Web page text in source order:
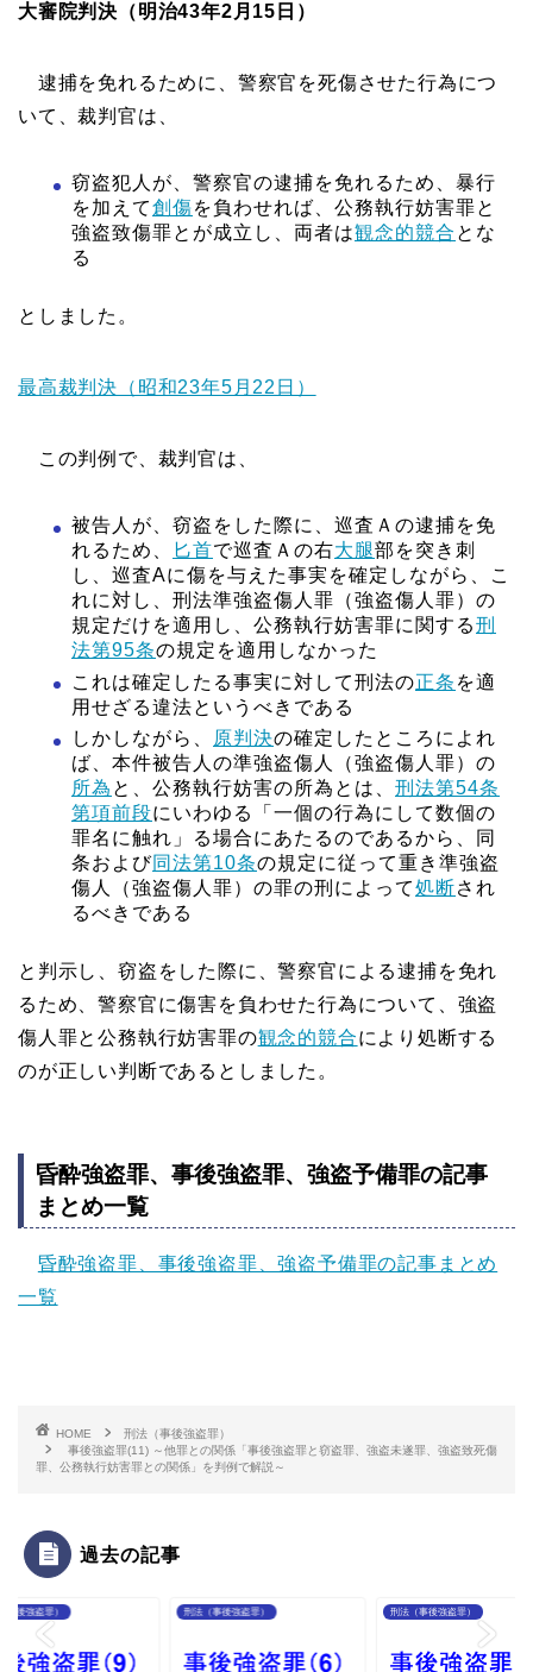
大審院判決（明治43年2月15日）
逮捕を免れるために、警察官を死傷させた行為につ
いて、裁判官は、
窃盗犯人が、警察官の逮捕を免れるため、暴行
を加えて創傷を負わせれば、公務執行妨害罪と
強盗致傷罪とが成立し、両者は観念的競合 とな
る
としました。
最高裁判決（昭和23年5月22日）
この判例で、裁判官は、
被告人が、窃盗をした際に、巡査Ａの逮捕を免
れるため、
匕首で巡査Ａの右大腿部を突き刺
し、巡査Aに傷を与えた事実を確定しながら、こ
れに対し、刑法準強盗傷人罪（強盗傷人罪）の
規定だけを適用し、公務執行妨害罪に関する刑
法第95条の規定を適用しなかった
これは確定したる事実に対して刑法の正条 を適
用せざる違法というべきである
しかしながら、 原判決の確定したところによれ
ば、本件被告人の準強盗傷人（強盗傷人罪）の
所為 と、公務執行妨害の所為とは、 刑法第54条
第項前段にいわゆる「一個の行為にして数個の
罪名に触れ」る場合にあたるのであるから、同
条および 同法第10条の規定に従って重き準強盗
傷人（強盗傷人罪）の罪の刑によって処断され
るべきである
と判示し、窃盗をした際に、警察官による逮捕を免れ
るため、警察官に傷害を負わせた行為について、強盗
傷人罪と公務執行妨害罪の観念的競合により処断する
のが正しい判断であるとしました。
昏酔強盗罪、事後強盗罪、強盗予備罪の記事
まとめ一覧
昏酔強盗罪、事後強盗罪、強盗予備罪の記事まとめ
一覧
HOME
刑法（事後強盗罪）
事後強盗罪(11) ～他罪との関係「事後強盗罪と窃盗罪、強盗未遂罪、強盗致死傷
罪、公務執行妨害罪との関係」を判例で解説～
過去の記事
事後強盗罪） 刑法（事後強盗罪） 刑法（事後強盗罪）